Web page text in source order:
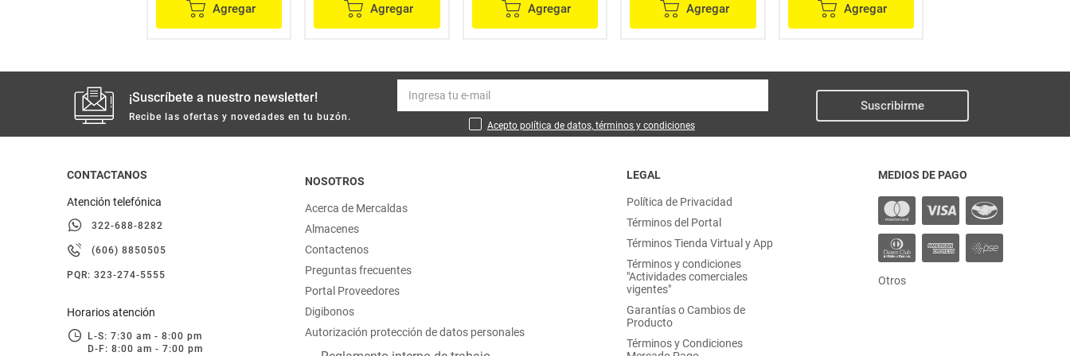
Agregar Agregar Agregar Agregar Agregar
¡Suscríbete a nuestro newsletter!
Recibe las ofertas y novedades en tu buzón.
Acepto política de datos, términos y condiciones
Suscribirme
CONTACTANOS
Atención telefónica
322-688-8282
(606) 8850505
PQR: 323-274-5555
Horarios atención
L-S: 7:30 am - 8:00 pm
D-F: 8:00 am - 7:00 pm
NOSOTROS
Acerca de Mercaldas
Almacenes
Contactenos
Preguntas frecuentes
Portal Proveedores
Digibonos
Autorización protección de datos personales
LEGAL
Política de Privacidad
Términos del Portal
Términos Tienda Virtual y App
Términos y condiciones
"Actividades comerciales
vigentes"
Garantías o Cambios de
Producto
Términos y Condiciones
MEDIOS DE PAGO
Otros